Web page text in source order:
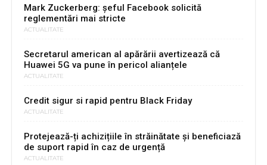
Mark Zuckerberg: șeful Facebook solicită
reglementări mai stricte
ACTUALITATE
Secretarul american al apărării avertizează că
Huawei 5G va pune în pericol alianțele
ACTUALITATE
Credit sigur si rapid pentru Black Friday
ACTUALITATE
Protejează-ți achizițiile în străinătate și beneficiază
de suport rapid în caz de urgență
ACTUALITATE